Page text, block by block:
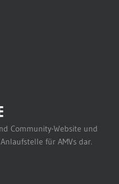
Community-Website und
für AMVs dar.